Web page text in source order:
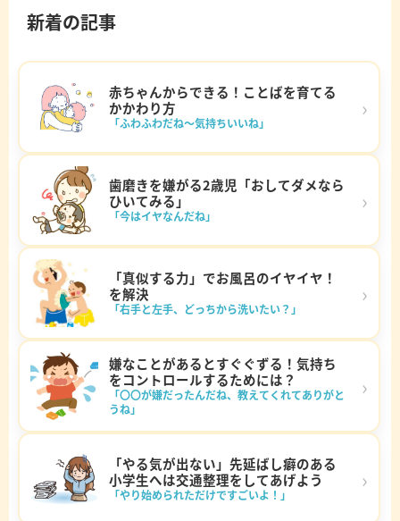
新着の記事
赤ちゃんからできる！ことばを育てる
かかわり方
「ふわふわだね～気持ちいいね」
›
歯磨きを嫌がる2歳児「おしてダメなら
ひいてみる」
「今はイヤなんだね」
›
「真似する力」でお風呂のイヤイヤ！
を解決
「右手と左手、どっちから洗いたい？」
›
嫌なことがあるとすぐぐずる！気持ち
をコントロールするためには？
「〇〇が嫌だったんだね、教えてくれてありがと
うね」
›
「やる気が出ない」先延ばし癖のある
小学生へは交通整理をしてあげよう
「やり始められただけですごいよ！」
›